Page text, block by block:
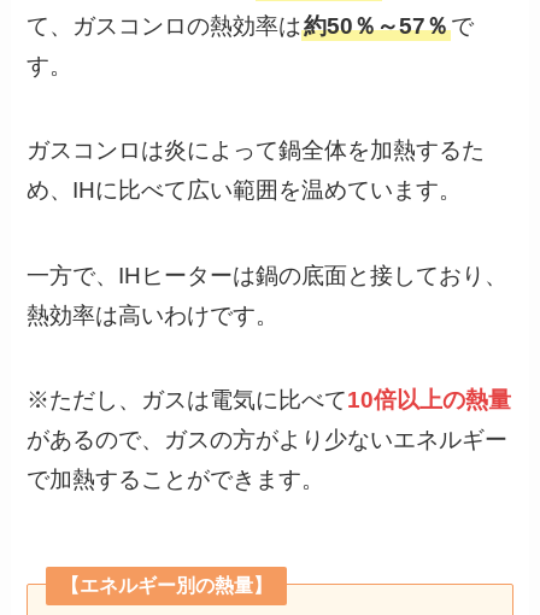
て、ガスコンロの熱効率は約50％～57％で
す。
ガスコンロは炎によって鍋全体を加熱するた
め、IHに比べて広い範囲を温めています。
一方で、IHヒーターは鍋の底面と接しており、
熱効率は高いわけです。
※ただし、ガスは電気に比べて10倍以上の熱量
があるので、ガスの方がより少ないエネルギー
で加熱することができます。
【エネルギー別の熱量】